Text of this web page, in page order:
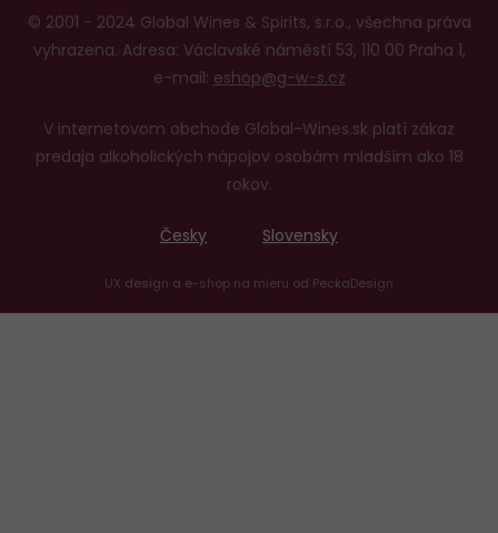
© 2001 - 2024 Global Wines & Spirits, s.r.o., všechna práva
vyhrazena. Adresa: Václavské náměstí 53, 110 00 Praha 1,
e-mail: eshop@g-w-s.cz
V internetovom obchode Global-Wines.sk platí zákaz
predaja alkoholických nápojov osobám mladším ako 18
rokov.
Česky Slovensky
UX design a e-shop na mieru od PeckaDesign